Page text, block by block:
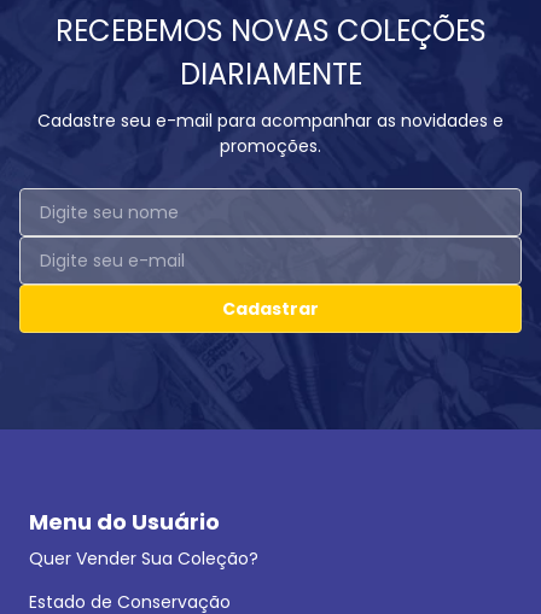
RECEBEMOS NOVAS COLEÇÕES
DIARIAMENTE
Cadastre seu e-mail para acompanhar as novidades e
promoções.
Cadastrar
Menu do Usuário
Quer Vender Sua Coleção?
Estado de Conservação